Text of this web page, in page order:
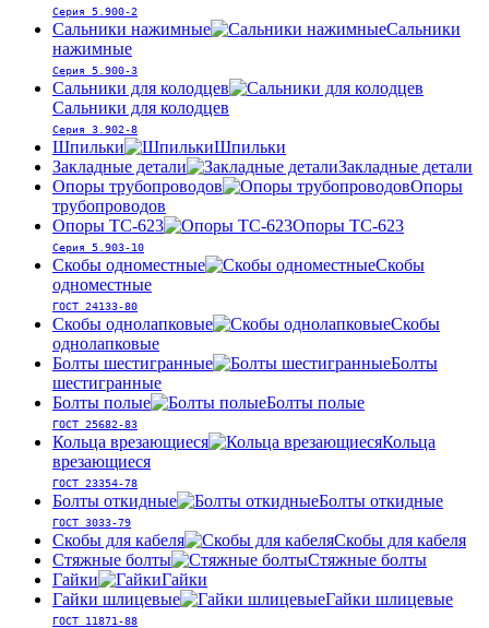
Серия 5.900-2
Сальники нажимные
Сальники
нажимные
Серия 5.900-3
Сальники для колодцев
Сальники для колодцев
Серия 3.902-8
Шпильки
Шпильки
Закладные детали
Закладные детали
Опоры трубопроводов
Опоры
трубопроводов
Опоры ТС-623
Опоры ТС-623
Серия 5.903-10
Скобы одноместные
Скобы
одноместные
ГОСТ 24133-80
Скобы однолапковые
Скобы
однолапковые
Болты шестигранные
Болты
шестигранные
Болты полые
Болты полые
ГОСТ 25682-83
Кольца врезающиеся
Кольца
врезающиеся
ГОСТ 23354-78
Болты откидные Болты откидные
ГОСТ 3033-79
Скобы для кабеля
Скобы для кабеля
Стяжные болты
Стяжные болты
Гайки
Гайки
Гайки шлицевые
Гайки шлицевые
ГОСТ 11871-88